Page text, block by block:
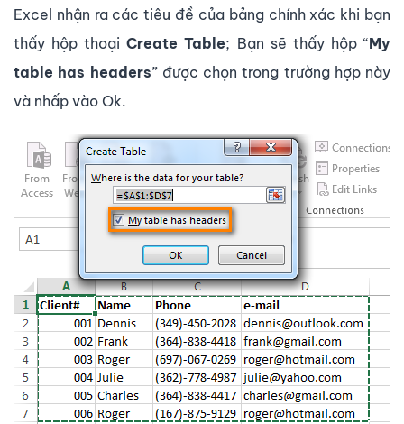
Excel nhận ra các tiêu đề của bảng chính xác khi bạn
thấy hộp thoạiCreate Table; Bạn sẽ thấy hộp “My
table has headers” được chọn trong trường hợp này
và nhấp vào Ok.